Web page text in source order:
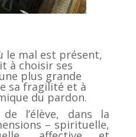
le mal est présent,
à choisir ses
plus grande
sa fragilité et à
du pardon.
l’élève, dans la
– spirituelle,